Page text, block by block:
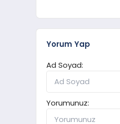
Yorum Yap
Ad Soyad:
Yorumunuz: